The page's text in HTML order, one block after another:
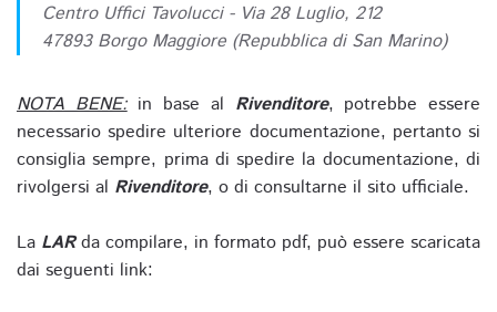
Centro Uffici Tavolucci - Via 28 Luglio, 212
47893 Borgo Maggiore (Repubblica di San Marino)
NOTA BENE:in base al Rivenditore, potrebbe essere
necessario spedire ulteriore documentazione, pertanto si
consiglia sempre, prima di spedire la documentazione, di
rivolgersi al Rivenditore, o di consultarne il sito ufficiale.
La LARda compilare, in formato pdf, può essere scaricata
dai seguenti link: